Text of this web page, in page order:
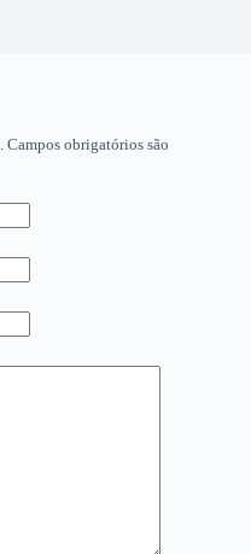
Campos obrigatórios são